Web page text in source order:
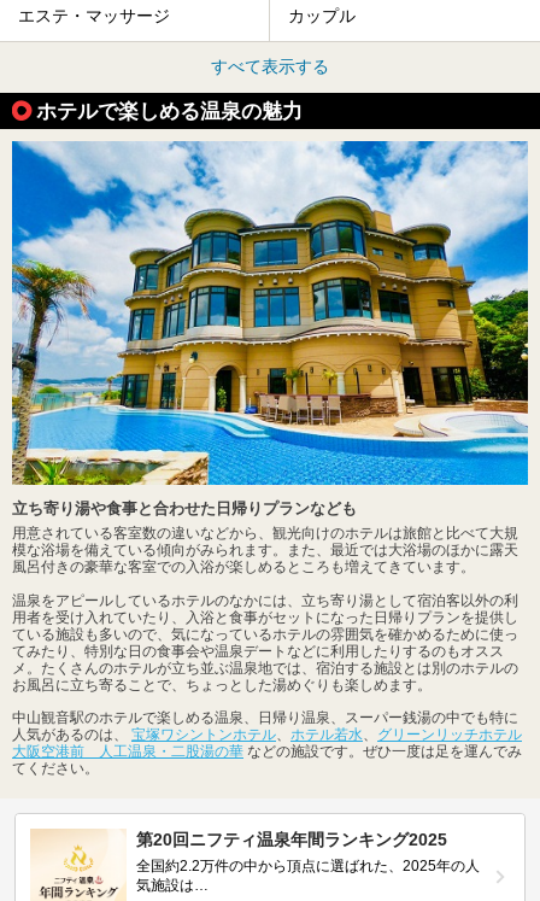
エステ・マッサージ カップル
すべて表示する
ホテルで楽しめる温泉の魅力
立ち寄り湯や食事と合わせた日帰りプランなども
用意されている客室数の違いなどから、観光向けのホテルは旅館と比べて大規
模な浴場を備えている傾向がみられます。また、最近では大浴場のほかに露天
風呂付きの豪華な客室での入浴が楽しめるところも増えてきています。
温泉をアピールしているホテルのなかには、立ち寄り湯として宿泊客以外の利
用者を受け入れていたり、入浴と食事がセットになった日帰りプランを提供し
ている施設も多いので、気になっているホテルの雰囲気を確かめるために使っ
てみたり、特別な日の食事会や温泉デートなどに利用したりするのもオスス
メ。たくさんのホテルが立ち並ぶ温泉地では、宿泊する施設とは別のホテルの
お風呂に立ち寄ることで、ちょっとした湯めぐりも楽しめます。
中山観音駅のホテルで楽しめる温泉、日帰り温泉、スーパー銭湯の中でも特に
人気があるのは、 宝塚ワシントンホテル、 ホテル若水、 グリーンリッチホテル
大阪空港前 人工温泉・二股湯の華 などの施設です。ぜひ一度は足を運んでみ
てください。
第20回ニフティ温泉年間ランキング2025
全国約2.2万件の中から頂点に選ばれた、2025年の人
気施設は…